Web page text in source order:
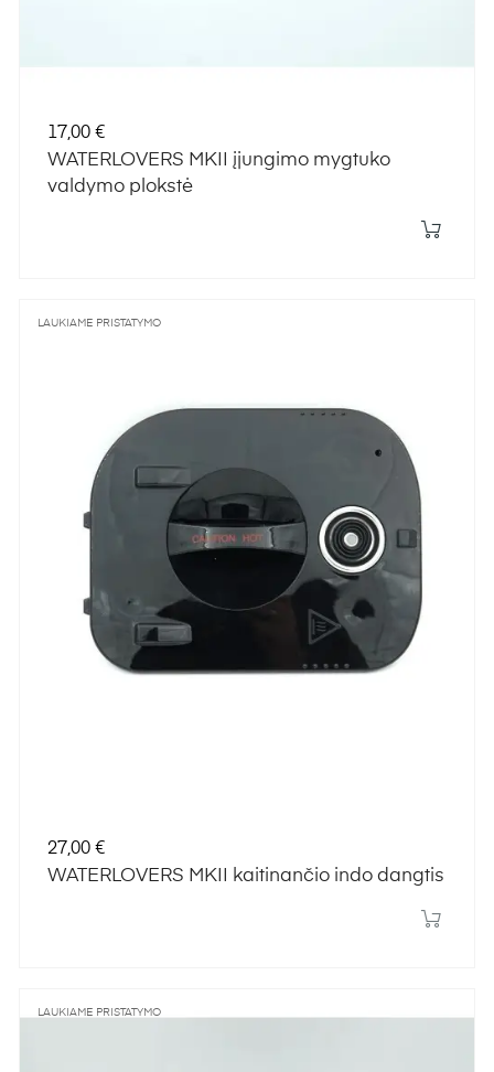
Kaina
17,00 €
WATERLOVERS MKII įjungimo mygtuko
valdymo plokstė
LAUKIAME PRISTATYMO
Kaina
27,00 €
WATERLOVERS MKII kaitinančio indo dangtis
LAUKIAME PRISTATYMO